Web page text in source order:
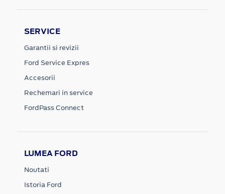
SERVICE
Garantii si revizii
Ford Service Expres
Accesorii
Rechemari in service
FordPass Connect
LUMEA FORD
Noutati
Istoria Ford